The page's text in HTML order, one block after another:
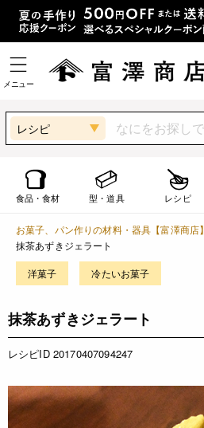
メニュー
レシピ
食品・食材 型・道具 レシピ
お菓子、パン作りの材料・器具【富澤商店】
抹茶あずきジェラート
洋菓子 冷たいお菓子
抹茶あずきジェラート
レシピID 20170407094247